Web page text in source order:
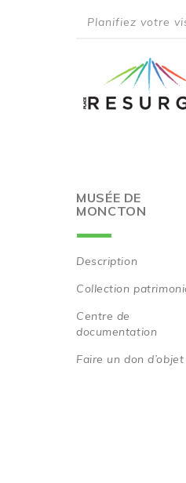
menu
Planifiez votre
MUSÉE DE
MONCTON
Main
navigation
Description
Collection
Centre de
documentation
Faire un don d’objet